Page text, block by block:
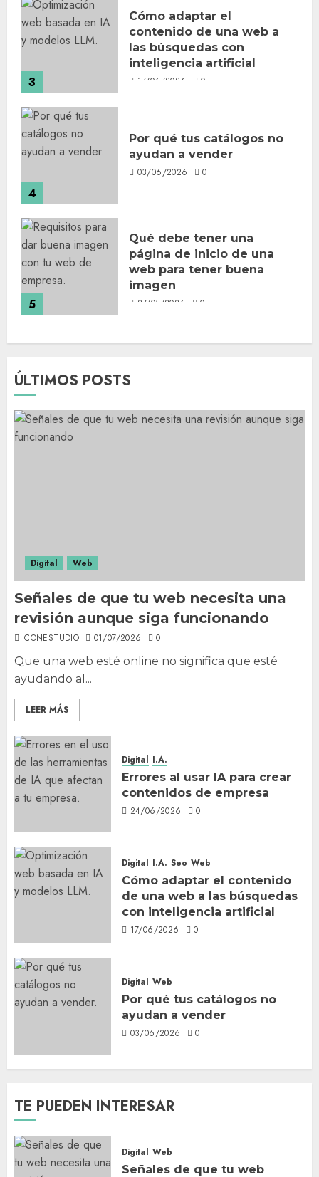
3
Cómo adaptar el
contenido de una web a
las búsquedas con
inteligencia artificial
17/06/2026 0
4
Por qué tus catálogos no
ayudan a vender
03/06/2026 0
5
Qué debe tener una
página de inicio de una
web para tener buena
imagen
27/05/2026 0
ÚLTIMOS POSTS
Digital Web
Señales de que tu web necesita una
revisión aunque siga funcionando
ICONESTUDIO 01/07/2026 0
Que una web esté online no significa que esté
ayudando al...
LEER MÁS
Digital I.A.
Errores al usar IA para crear
contenidos de empresa
24/06/2026 0
Digital I.A. Seo Web
Cómo adaptar el contenido
de una web a las búsquedas
con inteligencia artificial
17/06/2026 0
Digital Web
Por qué tus catálogos no
ayudan a vender
03/06/2026 0
TE PUEDEN INTERESAR
Digital Web
Señales de que tu web